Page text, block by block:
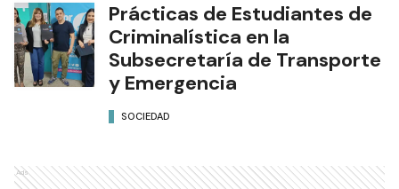
Prácticas de Estudiantes de
Criminalística en la
Subsecretaría de Transporte
y Emergencia
SOCIEDAD
Ads